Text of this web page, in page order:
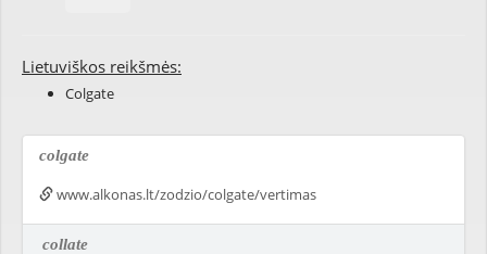
Lietuviškos reikšmės:
Colgate
colgate
www.alkonas.lt/zodzio/colgate/vertimas
collate